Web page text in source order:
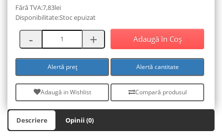
Fără TVA:7,83lei
Disponibilitate:Stoc epuizat
Adaugă în Coş
Alertă preț Alertă cantitate
Adaugă in Wishlist Compară produsul
Descriere Opinii (0)